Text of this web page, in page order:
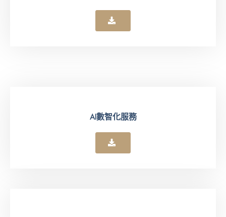
AI數智化服務